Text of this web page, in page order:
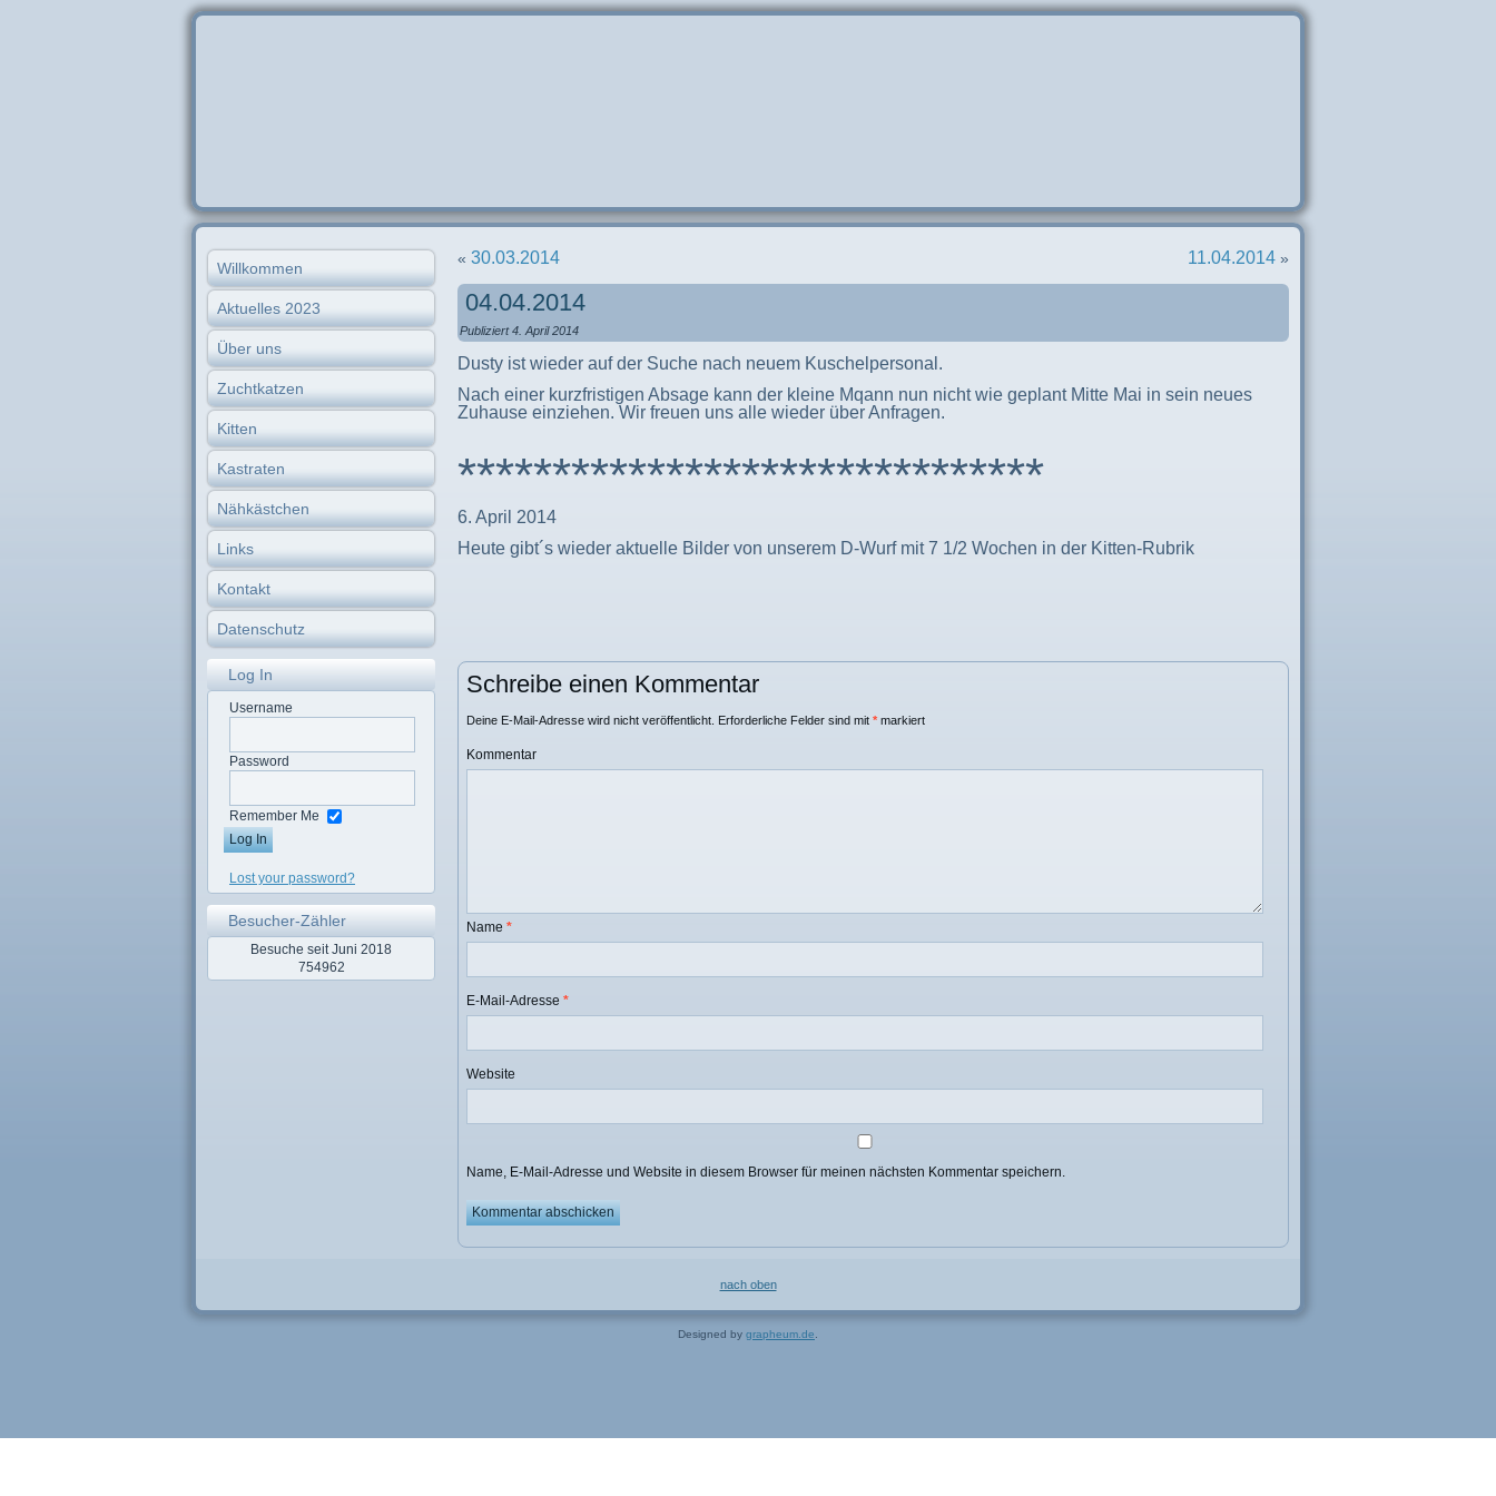
Willkommen
Aktuelles 2023
Über uns
Zuchtkatzen
Kitten
Kastraten
Nähkästchen
Links
Kontakt
Datenschutz
Log In
Username
Password
Remember Me
Lost your password?
Besucher-Zähler
Besuche seit Juni 2018
754962
« 30.03.2014 11.04.2014 »
04.04.2014
Publiziert 4. April 2014
Dusty ist wieder auf der Suche nach neuem Kuschelpersonal.
Nach einer kurzfristigen Absage kann der kleine Mqann nun nicht wie geplant Mitte Mai in sein neues
Zuhause einziehen. Wir freuen uns alle wieder über Anfragen.
*******************************
6. April 2014
Heute gibt´s wieder aktuelle Bilder von unserem D-Wurf mit 7 1/2 Wochen in der Kitten-Rubrik
Schreibe einen Kommentar
Deine E-Mail-Adresse wird nicht veröffentlicht. Erforderliche Felder sind mit * markiert
Kommentar
Name *
E-Mail-Adresse *
Website
Name, E-Mail-Adresse und Website in diesem Browser für meinen nächsten Kommentar speichern.
nach oben
Designed by grapheum.de